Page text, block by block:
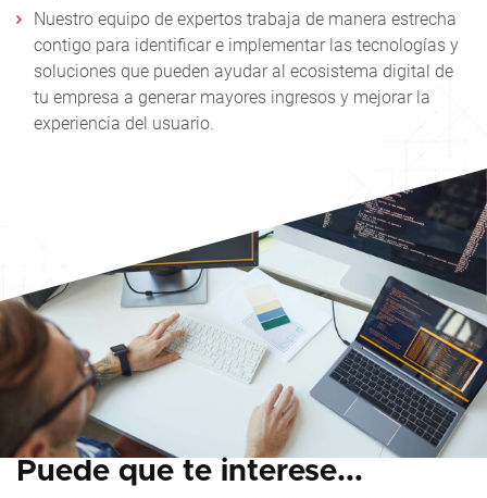
Nuestro equipo de expertos trabaja de manera estrecha
contigo para identificar e implementar las tecnologías y
soluciones que pueden ayudar al ecosistema digital de
tu empresa a generar mayores ingresos y mejorar la
experiencia del usuario.
Puede que te interese...